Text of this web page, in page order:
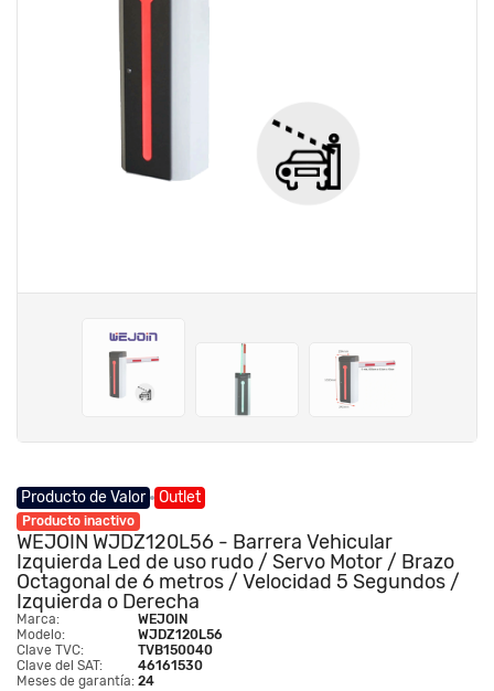
Producto de Valor Outlet
Producto inactivo
WEJOIN WJDZ120L56 - Barrera Vehicular
Izquierda Led de uso rudo / Servo Motor / Brazo
Octagonal de 6 metros / Velocidad 5 Segundos /
Izquierda o Derecha
Marca:
WEJOIN
Modelo:
WJDZ120L56
Clave TVC:
TVB150040
Clave del SAT:
46161530
Meses de garantía: 24